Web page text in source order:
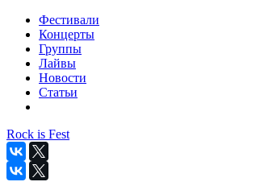
Фестивали
Концерты
Группы
Лайвы
Новости
Статьи
Rock is Fest